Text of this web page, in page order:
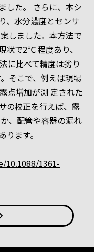
した。 さらに、本シ
、水分濃度とセンサ
しました。本方法で
状で2℃ 程度あり、
に比べて精度は劣り
そこで、例えば現場
点増加が測 定された
の校正を行えば、露
、配管や容器の漏れ
ます。
1361-